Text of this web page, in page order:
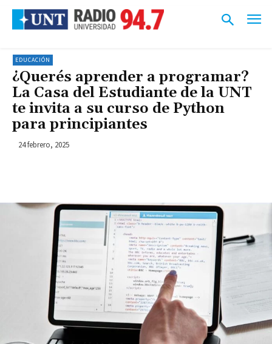
EDUCACIÓN
¿Querés aprender a programar?
La Casa del Estudiante de la UNT
te invita a su curso de Python
para principiantes
24 febrero, 2025